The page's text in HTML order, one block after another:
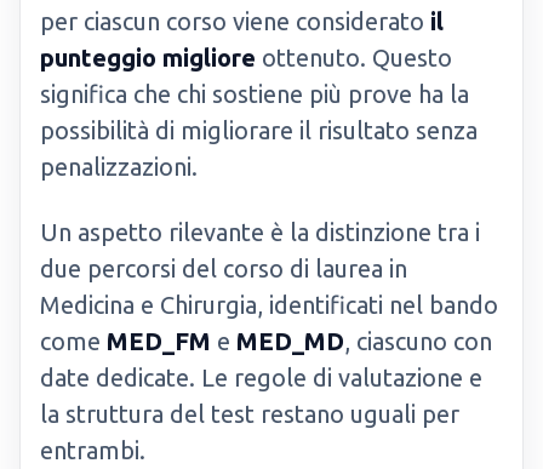
per ciascun corso viene considerato il
punteggio migliore ottenuto. Questo
significa che chi sostiene più prove ha la
possibilità di migliorare il risultato senza
penalizzazioni.
Un aspetto rilevante è la distinzione tra i
due percorsi del corso di laurea in
Medicina e Chirurgia, identificati nel bando
come MED_FM e MED_MD, ciascuno con
date dedicate. Le regole di valutazione e
la struttura del test restano uguali per
entrambi.